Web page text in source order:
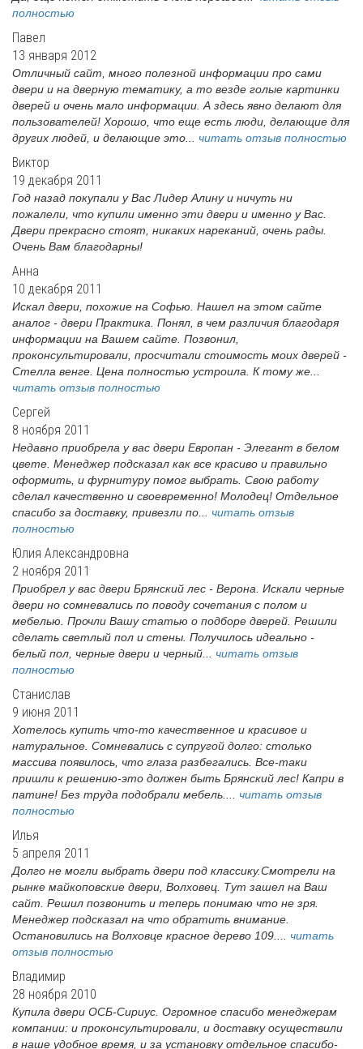
полностью
Павел
13 января 2012
Отличный сайт, много полезной информации про сами
двери и на дверную тематику, а то везде голые картинки
дверей и очень мало информации. А здесь явно делают для
пользователей! Хорошо, что еще есть люди, делающие для
других людей, и делающие это... читать отзыв полностью
Виктор
19 декабря 2011
Год назад покупали у Вас Лидер Алину и ничуть ни
пожалели, что купили именно эти двери и именно у Вас.
Двери прекрасно стоят, никаких нареканий, очень рады.
Очень Вам благодарны!
Анна
10 декабря 2011
Искал двери, похожие на Софью. Нашел на этом сайте
аналог - двери Практика. Понял, в чем различия благодаря
информации на Вашем сайте. Позвонил,
проконсультировали, просчитали стоимость моих дверей -
Стелла венге. Цена полностью устроила. К тому же...
читать отзыв полностью
Сергей
8 ноября 2011
Недавно приобрела у вас двери Европан - Элегант в белом
цвете. Менеджер подсказал как все красиво и правильно
оформить, и фурнитуру помог выбрать. Свою работу
сделал качественно и своевременно! Молодец! Отдельное
спасибо за доставку, привезли по... читать отзыв
полностью
Юлия Александровна
2 ноября 2011
Приобрел у вас двери Брянский лес - Верона. Искали черные
двери но сомневались по поводу сочетания с полом и
мебелью. Прочли Вашу статью о подборе дверей. Решили
сделать светлый пол и стены. Получилось идеально -
белый пол, черные двери и черный... читать отзыв
полностью
Станислав
9 июня 2011
Хотелось купить что-то качественное и красивое и
натуральное. Сомневались с супругой долго: столько
массива появилось, что глаза разбегались. Все-таки
пришли к решению-это должен быть Брянский лес! Капри в
патине! Без труда подобрали мебель.... читать отзыв
полностью
Илья
5 апреля 2011
Долго не могли выбрать двери под классику.Смотрели на
рынке майкоповские двери, Волховец. Тут зашел на Ваш
сайт. Решил позвонить и теперь понимаю что не зря.
Менеджер подсказал на что обратить внимание.
Остановились на Волховце красное дерево 109.... читать
отзыв полностью
Владимир
28 ноября 2010
Купила двери ОСБ-Сириус. Огромное спасибо менеджерам
компании: и проконсультировали, и доставку осуществили
в наше удобное время, и за установку отдельное спасибо-